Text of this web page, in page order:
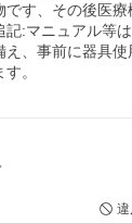
です、その後医
記:マニュアル等
え、事前に器具使
ます。